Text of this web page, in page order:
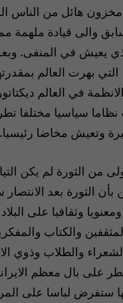
مخزون هائل من الناس
والى قيادة ملهمة
يعيش في المنفى.
على ثورة ١٩٧٩ التي بهرت العالم
في العالم
نظاما سياسيا مختلفا
وتعيش مخاضا رئيسيا.
من الثورة لم يكن
بأن الثورة بعد
وثقافيا على البلاد
والكتاب
والطلاب وذوي
على بال معظم
ستفرض لباسا على